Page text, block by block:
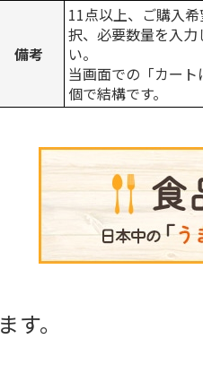
備考
11点以上、ご購入
択、必要数量を入
い。
当画面での「カー
個で結構です。
。